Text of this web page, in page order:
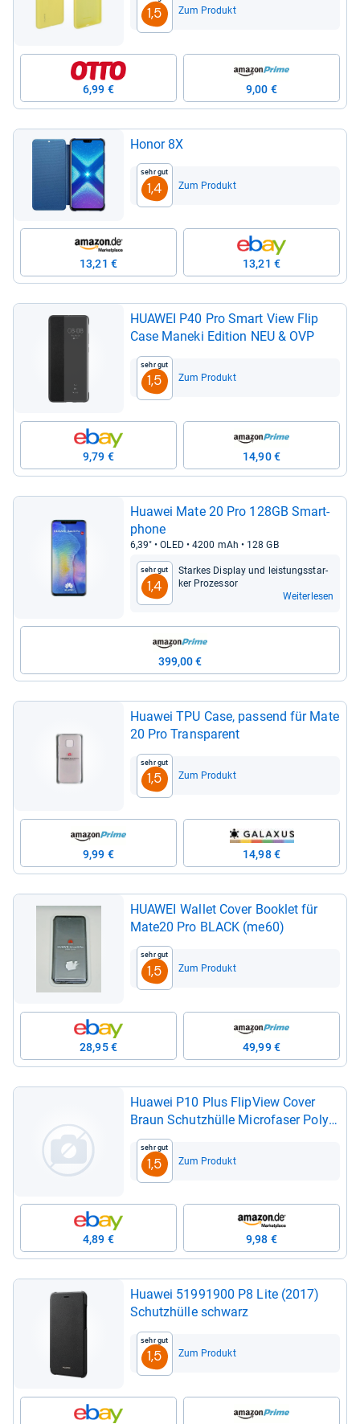
1,5 Zum Produkt
6,99 € 9,00 €
Honor 8X
Sehr gut
1,4 Zum Produkt
13,21 € 13,21 €
HUA­WEI P40 Pro Smart View Flip
Case Man­eki Edi­tion NEU & OVP
Sehr gut
1,5 Zum Produkt
9,79 € 14,90 €
Hua­wei Mate 20 Pro 128GB Smart­
phone
6,39" • OLED • 4200 mAh • 128 GB
Sehr gut
1,4
Star­kes Dis­play und leis­tungs­star­
ker Pro­zes­sor
Weiterlesen
399,00 €
Hua­wei TPU Case, pas­send für Mate
20 Pro Trans­pa­rent
Sehr gut
1,5 Zum Produkt
9,99 € 14,98 €
HUA­WEI Wal­let Cover Boo­klet für
Mate20 Pro BLACK (me60)
Sehr gut
1,5 Zum Produkt
28,95 € 49,99 €
Hua­wei P10 Plus Flip­View Cover
Braun Schutz­hülle Micro­fa­ser Poly­
kar­bo­nat NEU OVP
Sehr gut
1,5 Zum Produkt
4,89 € 9,98 €
Hua­wei 51991900 P8 Lite (2017)
Schutz­hülle schwarz
Sehr gut
1,5 Zum Produkt